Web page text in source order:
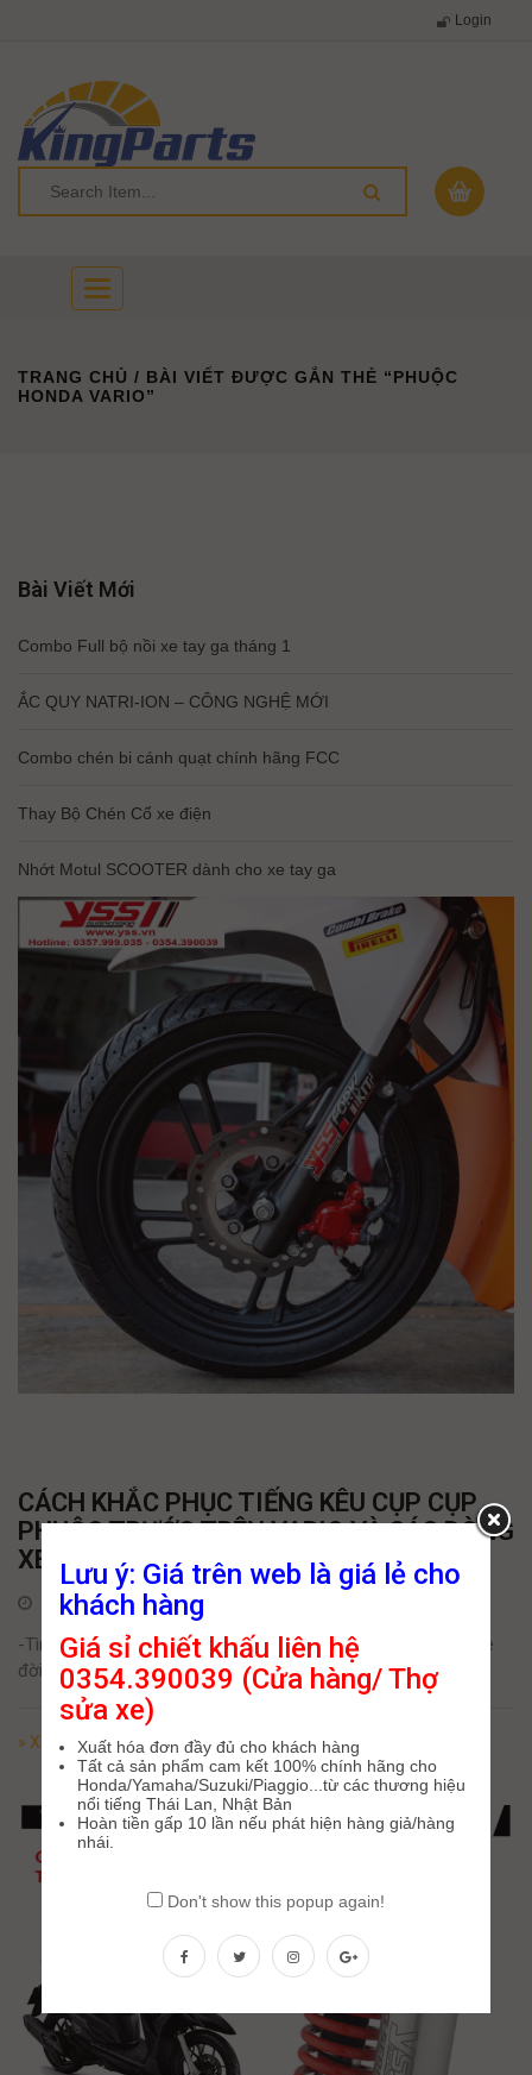
Login
Toggle
navigation
TRANG CHỦ / BÀI VIẾT ĐƯỢC GẮN THẺ “PHUỘC
HONDA VARIO”
Bài Viết Mới
Combo Full bộ nồi xe tay ga tháng 1
ẮC QUY NATRI-ION – CÔNG NGHỆ MỚI
Combo chén bi cánh quạt chính hãng FCC
Thay Bộ Chén Cổ xe điện
Nhớt Motul SCOOTER dành cho xe tay ga
CÁCH KHẮC PHỤC TIẾNG KÊU CỤP CỤP
PHUỘC TRƯỚC TRÊN VARIO VÀ CÁC DÒNG
XE HONDA ĐỜI MỚI HIỆN TẠI
5 Tháng Bảy, 2024
-Tình trạng cụp cụp phuộc trước xuất hiện trên nhiều dòng xe
đời mới hiện nay, không chỉ riêng Vario
» Xem Tiếp
Lưu ý: Giá trên web là giá lẻ cho
khách hàng
Giá sỉ chiết khấu liên hệ
0354.390039 (Cửa hàng/ Thợ
sửa xe)
Xuất hóa đơn đầy đủ cho khách hàng
Tất cả sản phẩm cam kết 100% chính hãng cho
Honda/Yamaha/Suzuki/Piaggio...từ các thương hiệu
nổi tiếng Thái Lan, Nhật Bản
Hoàn tiền gấp 10 lần nếu phát hiện hàng giả/hàng
nhái.
Don't show this popup again!